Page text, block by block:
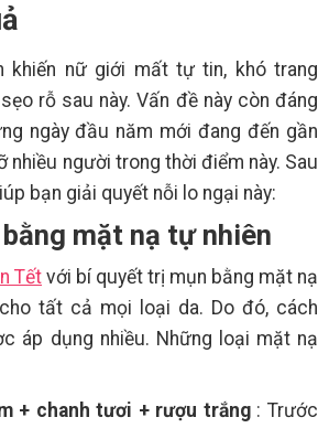
khiến nữ giới mất tự tin, khó trang
rỗ sau này. Vấn đề này còn đáng
ngày đầu năm mới đang đến gần
nhiều người trong thời điểm này. Sau
bạn giải quyết nỗi lo ngại này:
mặt nạ tự nhiên
Tết với bí quyết trị mụn bằng mặt nạ
tất cả mọi loại da. Do đó, cách
áp dụng nhiều. Những loại mặt nạ
+ chanh tươi + rượu trắng: Trước